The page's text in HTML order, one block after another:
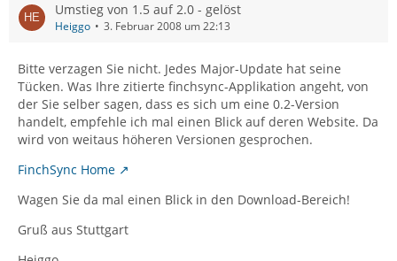
Umstieg von 1.5 auf 2.0 - gelöst
Heiggo 3. Februar 2008 um 22:13
Bitte verzagen Sie nicht. Jedes Major-Update hat seine
Tücken. Was Ihre zitierte finchsync-Applikation angeht, von
der Sie selber sagen, dass es sich um eine 0.2-Version
handelt, empfehle ich mal einen Blick auf deren Website. Da
wird von weitaus höheren Versionen gesprochen.
FinchSync Home
Wagen Sie da mal einen Blick in den Download-Bereich!
Gruß aus Stuttgart